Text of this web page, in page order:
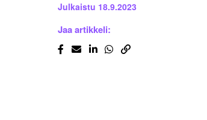
Julkaistu 18.9.2023
Jaa artikkeli: